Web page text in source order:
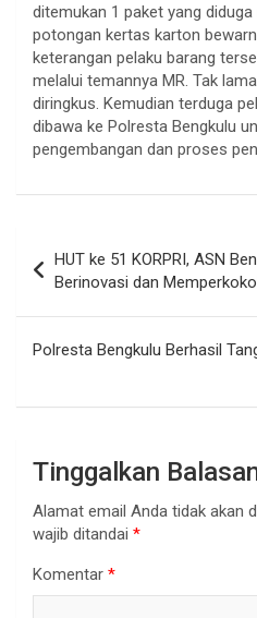
ditemukan 1 paket yang
potongan kertas karton
keterangan pelaku barang
melalui temannya MR. Tak
diringkus. Kemudian terduga
dibawa ke Polresta Bengkulu
pengembangan dan proses
pos
HUT ke 51 KORPRI, ASN
Berinovasi dan
Polresta Bengkulu Berhasil
Tinggalkan
Alamat email Anda tidak akan
wajib ditandai *
Komentar *